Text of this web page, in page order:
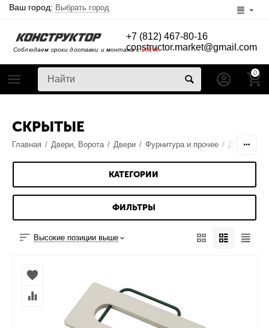
Ваш город: Выбрать город
Соблюдаем сроки доставки и монтажа с2014г
+7 (812) 467-80-16
constructor.market@gmail.com
0
СКРЫТЫЕ
Главная / Двери, Ворота / Двери / Фурнитура и прочее / Для
КАТЕГОРИИ
ФИЛЬТРЫ
Высокие позиции выше